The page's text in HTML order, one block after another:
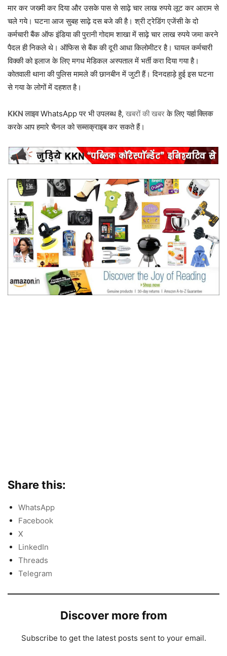
मार कर जख्मी कर दिया और उसके पास से साढ़े चार लाख रुपये लूट कर आराम से
चले गये। घटना आज सुबह साढ़े दस बजे की है। श्री ट्रेडिंग एजेंसी के दो
कर्मचारी बैंक ऑफ इंडिया की पुरानी गोदाम शाखा में साढ़े चार लाख रुपये जमा करने
पैदल ही निकले थे। ऑफिस से बैंक की दूरी आधा किलोमीटर है। घायल कर्मचारी
विक्की को इलाज के लिए मगध मेडिकल अस्पताल में भर्ती करा दिया गया है।
कोतवाली थाना की पुलिस मामले की छानबीन में जुटी हैं। दिनदहाड़े हुई इस घटना
से गया के लोगों में दहशत है।
KKN लाइवWhatsApp पर भी उपलब्ध है, खबरों की खबरके लिए यहां क्लिक
करके आप हमारे चैनल कोसब्सक्राइबकर सकते हैं।
Share this:
WhatsApp
Facebook
X
LinkedIn
Threads
Telegram
Discover more from
Subscribe to get the latest posts sent to your email.